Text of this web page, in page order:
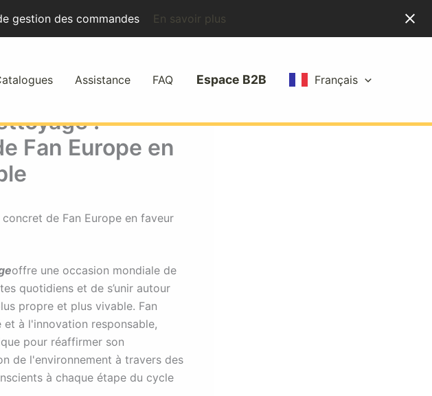
gestion des commandes En savoir plus
Assistance FAQ Espace B2B Français
:
Fan Europe en
de Fan Europe en faveur
offre une occasion mondiale de
quotidiens et de s’unir autour
propre et plus vivable. Fan
à l'innovation responsable,
pour réaffirmer son
de l'environnement à travers des
à chaque étape du cycle